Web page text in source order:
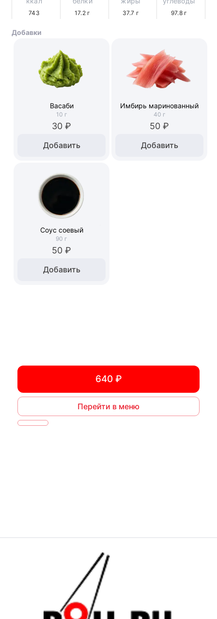
743 17.2г 37.7 г 97.8г
Добавки
Васаби
10 г
30 ₽
Добавить
Имбирь маринованный
40 г
50 ₽
Добавить
Соус соевый
90 г
50 ₽
Добавить
640 ₽
Перейти в меню